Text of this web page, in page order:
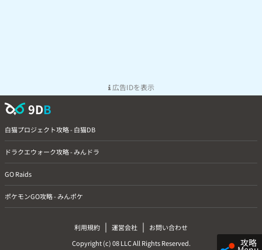
攻略
広告IDを表示
9DB
白猫プロジェクト攻略 - 白猫DB
ドラクエウォーク攻略 - みんドラ
GO Raids
ポケモンGO攻略 - みんポケ
利用規約 | 運営会社 |
お問い合わせ
Copyright (c) 08 LLC All Rights Reserved.